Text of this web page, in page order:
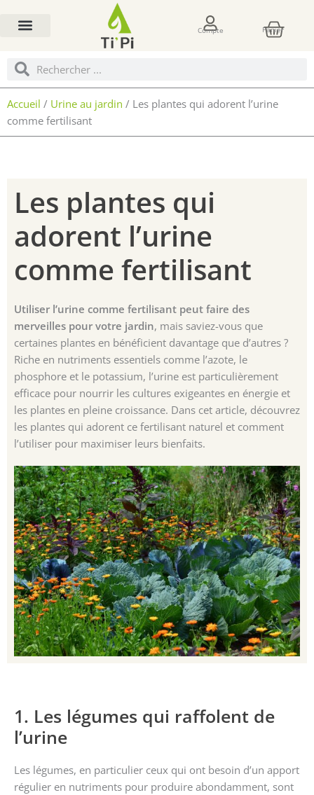
Compte Panier
RechercherRechercher
Accueil / Urine au jardin / Les plantes qui adorent l’urine
comme fertilisant
Les plantes qui
adorent l’urine
comme fertilisant
Utiliser l’urine comme fertilisant peut faire des
merveilles pour votre jardin, mais saviez-vous que
certaines plantes en bénéficient davantage que d’autres ?
Riche en nutriments essentiels comme l’azote, le
phosphore et le potassium, l’urine est particulièrement
efficace pour nourrir les cultures exigeantes en énergie et
les plantes en pleine croissance. Dans cet article, découvrez
les plantes qui adorent ce fertilisant naturel et comment
l’utiliser pour maximiser leurs bienfaits.
1. Les légumes qui raffolent de
l’urine
Les légumes, en particulier ceux qui ont besoin d’un apport
régulier en nutriments pour produire abondamment, sont